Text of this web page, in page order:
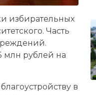
избирательных
Часть
млн рублей на
в